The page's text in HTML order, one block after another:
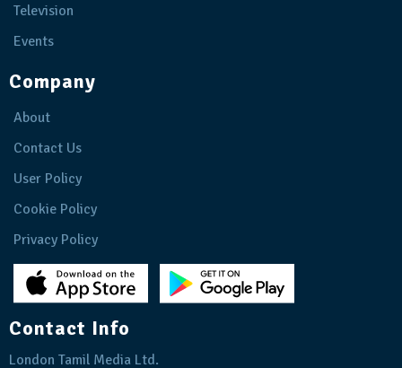
Television
Events
Company
About
Contact Us
User Policy
Cookie Policy
Privacy Policy
Contact Info
London Tamil Media Ltd.